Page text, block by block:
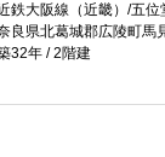
鉄大阪線（近畿）/五
良県北葛城郡広陵町馬
32年
2階建